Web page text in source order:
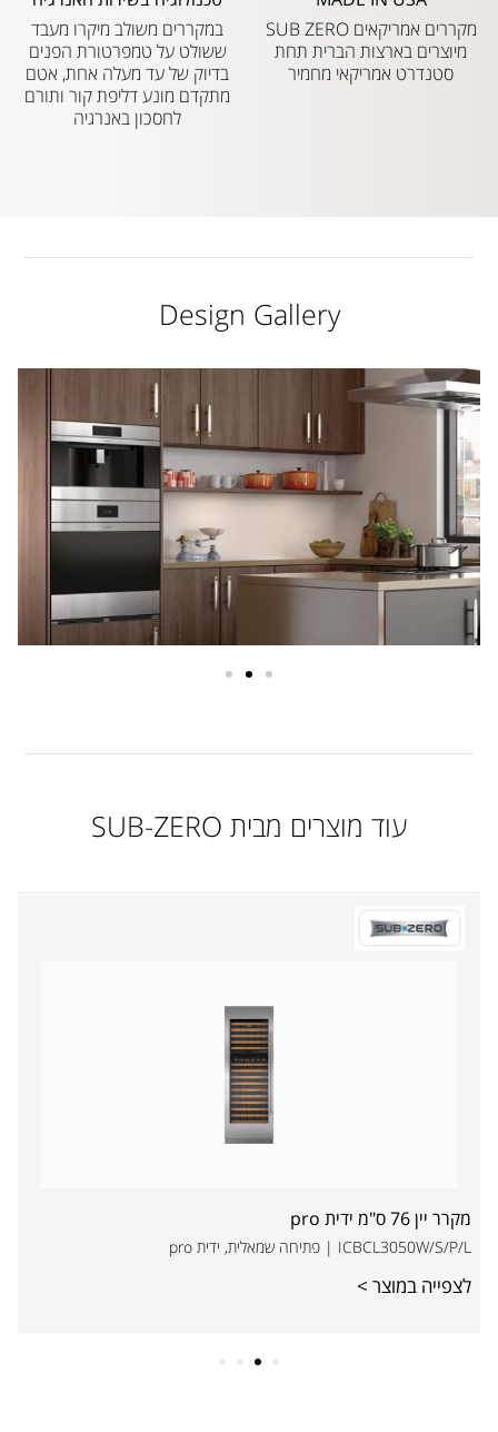
מקררים אמריקאים SUB ZERO
מיוצרים בארצות הברית תחת
סטנדרט אמריקאי מחמיר
במקררים משולב מיקרו מעבד
ששולט על טמפרטורת הפנים
בדיוק של עד מעלה אחת, אטם
מתקדם מונע דליפת קור ותורם
לחסכון באנרגיה
Design Gallery
עוד מוצרים מבית SUB-ZERO
מקרר יין 76 ס"מ ידית pro
ICBCL3050W/S/P/L | פתיחה שמאלית, ידית pro
לצפייה במוצר >